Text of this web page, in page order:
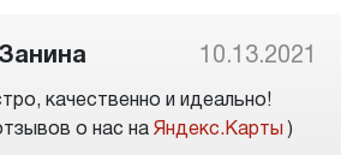
10.13.2021
качественно и идеально!
о нас на Яндекс.Карты )